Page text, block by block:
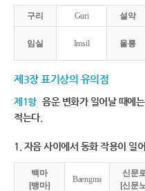
구리 Guri 설악
임실 Imsil 울릉
제3장 표기상의 유의점
제1항 음운 변화가 일어날 때에
적는다.
1. 자음 사이에서 동화 작용이 일
백마
[뱅마]
Baengma
신문
[신문